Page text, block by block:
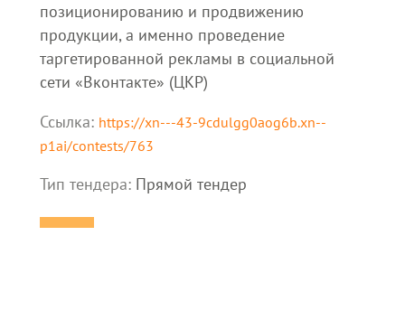
позиционированию и продвижению
продукции, а именно проведение
таргетированной рекламы в социальной
сети «Вконтакте» (ЦКР)
Ссылка: https://xn---43-9cdulgg0aog6b.xn--
p1ai/contests/763
Тип тендера: Прямой тендер